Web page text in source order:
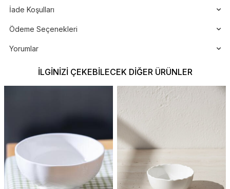
İade Koşulları
Ödeme Seçenekleri
Yorumlar
İLGINIZI ÇEKEBILECEK DIĞER ÜRÜNLER